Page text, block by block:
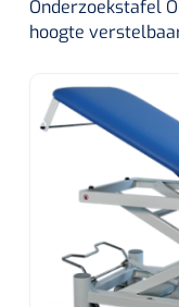
Onderzoekstafel
hoogte